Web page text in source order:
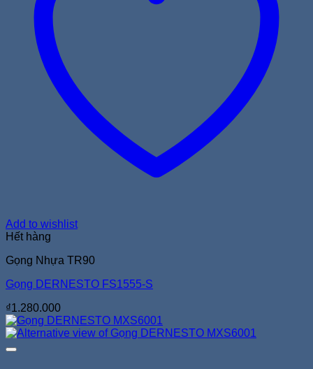
Add to wishlist
Hết hàng
Gọng Nhựa TR90
Gọng DERNESTO FS1555-S
₫1.280.000